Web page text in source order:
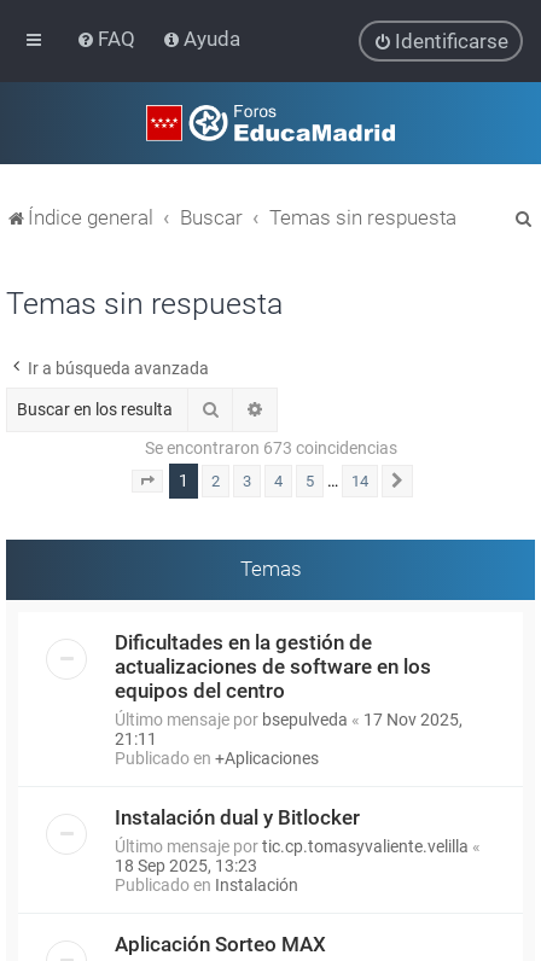
FAQ Ayuda Identificarse
Índice general Buscar Temas sin respuesta
Temas sin respuesta
Ir a búsqueda avanzada
Buscar
Se encontraron 673 coincidencias
Página 1de 14
1 2 3 4 5 … 14
Temas
Dificultades en la gestión de
actualizaciones de software en los
equipos del centro
Último mensaje por bsepulveda « 17 Nov 2025,
21:11
Publicado en +Aplicaciones
Instalación dual y Bitlocker
Último mensaje portic.cp.tomasyvaliente.velilla «
18 Sep 2025, 13:23
Publicado en Instalación
Aplicación Sorteo MAX